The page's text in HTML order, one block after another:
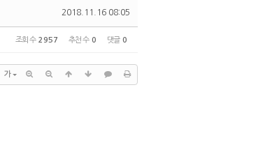
2018.11.16 08:05
조회 수 2957 추천 수 0 댓글 0
가